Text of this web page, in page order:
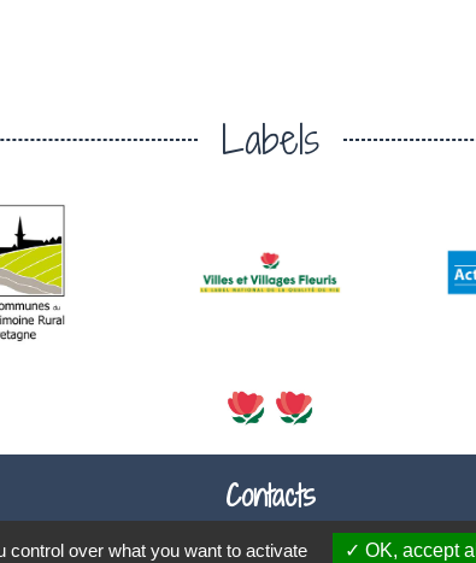
Labels
Contacts
Commune de Plouaret
over what you want to activate OK, accept all